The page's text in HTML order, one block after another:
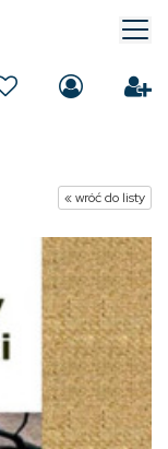
« wróć do listy